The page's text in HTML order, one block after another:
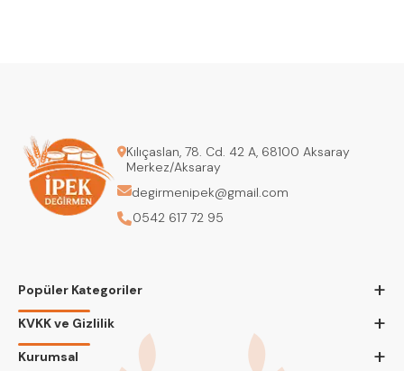
Kılıçaslan, 78. Cd. 42 A, 68100 Aksaray
Merkez/Aksaray
degirmenipek@gmail.com
0542 617 72 95
Popüler Kategoriler +
KVKK ve Gizlilik +
Kurumsal +